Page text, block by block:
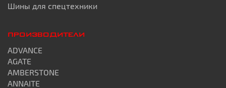
Шины для спецтехники
ПРОИЗВОДИТЕЛИ
ADVANCE
AGATE
AMBERSTONE
ANNAITE